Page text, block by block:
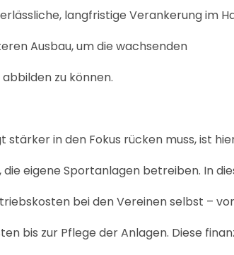
langfristige Verankerung im
Ausbau, um die wachsenden
zu können.
stärker in den Fokus rücken muss, ist
eigene Sportanlagen betreiben. In
bei den Vereinen selbst –
bis zur Pflege der Anlagen. Diese